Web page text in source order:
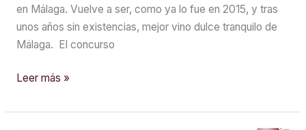
en Málaga. Vuelve a ser, como ya lo fue en 2015, y tras
unos años sin existencias, mejor vino dulce tranquilo de
Málaga. El concurso
El
dulce
Leer más »